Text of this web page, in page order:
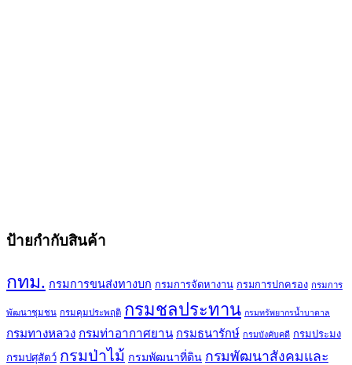
ป้ายกำกับสินค้า
กทม. กรมการขนส่งทางบก กรมการจัดหางาน กรมการปกครอง กรมการ
พัฒนาชุมชน กรมคุมประพฤติ กรมชลประทาน กรมทรัพยากรน้ำบาดาล
กรมทางหลวง กรมท่าอากาศยาน กรมธนารักษ์ กรมบังคับคดี กรมประมง
กรมปศุสัตว์ กรมป่าไม้ กรมพัฒนาที่ดิน กรมพัฒนาสังคมและ